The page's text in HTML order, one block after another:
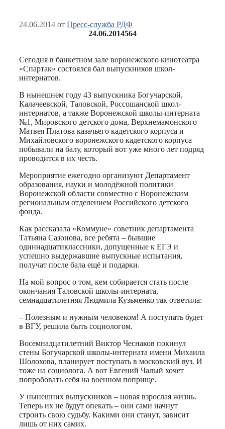
24.06.2014 от Пресс-служба РДФ
24.06.2014564
Сегодня в банкетном зале воронежского кинотеатра
«Спартак» состоялся бал выпускников школ-
интернатов.
В нынешнем году 43 выпускника Богучарской,
Калачеевской, Таловской, Россошанской школ-
интернатов, а также Воронежской школы-интерната
№1, Мировского детского дома, Верхнемамонского
Матвея Платова казачьего кадетского корпуса и
Михайловского воронежского кадетского корпуса
побывали на балу, который вот уже много лет подряд
проводится в их честь.
Мероприятие ежегодно организуют Департамент
образования, науки и молодёжной политики
Воронежской области совместно с Воронежским
региональным отделением Российского детского
фонда.
Как рассказала «Коммуне» советник департамента
Татьяна Сазонова, все ребята – бывшие
одиннадцатиклассники, допущенные к ЕГЭ и
успешно выдержавшие выпускные испытания,
получат после бала ещё и подарки.
На мой вопрос о том, кем собирается стать после
окончания Таловской школы-интерната,
семнадцатилетняя Людмила Кузьменко так ответила:
– Полезным и нужным человеком! А поступать будет
в ВГУ, решила быть социологом.
Восемнадцатилетний Виктор Чеснаков покинул
стены Богучарской школы-интерната имени Михаила
Шолохова, планирует поступать в московский вуз. И
тоже на социолога. А вот Евгений Чалый хочет
попробовать себя на военном поприще.
У нынешних выпускников – новая взрослая жизнь.
Теперь их не будут опекать – они сами начнут
строить свою судьбу. Какими они станут, зависит
лишь от них самих.